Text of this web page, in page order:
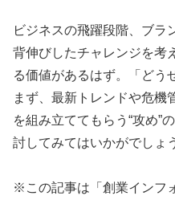
ビジネスの飛躍段階、ブラ
背伸びしたチャレンジを考
る価値があるはず。「どう
まず、最新トレンドや危機
を組み立ててもらう“攻め”
討してみてはいかがでしょ
※この記事は「創業インフ